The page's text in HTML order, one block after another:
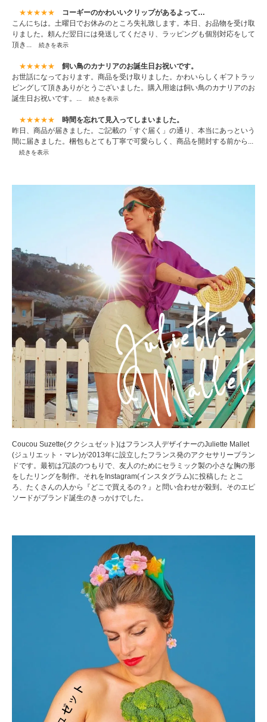
★★★★★
コーギーのかわいいクリップがあるよって…
こんにちは。土曜日でお休みのところ失礼致します。本日、お品物を受け取
りました。頼んだ翌日には発送してくださり、ラッピングも個別対応をして
頂き...
続きを表示
★★★★★
飼い鳥のカナリアのお誕生日お祝いです。
お世話になっております。商品を受け取りました。かわいらしくギフトラッ
ピングして頂きありがとうございました。購入用途は飼い鳥のカナリアのお
誕生日お祝いです。...
続きを表示
★★★★★
時間を忘れて見入ってしまいました。
昨日、商品が届きました。ご記載の「すぐ届く」の通り、本当にあっという
間に届きました。梱包もとても丁寧で可愛らしく、商品を開封する前から...
続きを表示
Coucou Suzette(ククシュゼット)はフランス人デザイナーのJuliette Mallet
(ジュリエット・マレ)が2013年に設立したフランス発のアクセサリーブラン
ドです。最初は冗談のつもりで、友人のためにセラミック製の小さな胸の形
をしたリングを制作。それをInstagram(インスタグラム)に投稿した とこ
ろ、たくさんの人から『どこで買えるの？』と問い合わせが殺到。そのエピ
ソードがブランド誕生のきっかけでした。